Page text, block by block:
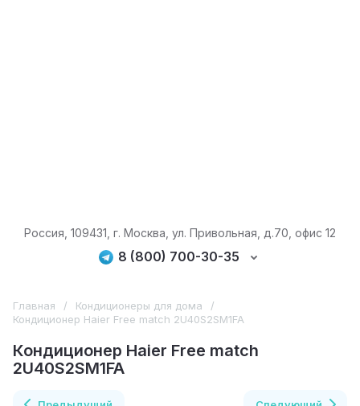
Россия, 109431, г. Москва, ул. Привольная, д.70, офис 12
8 (800) 700-30-35
Главная / Кондиционеры для дома
/
Кондиционер Haier Free match 2U40S2SM1FA
Кондиционер Haier Free match
2U40S2SM1FA